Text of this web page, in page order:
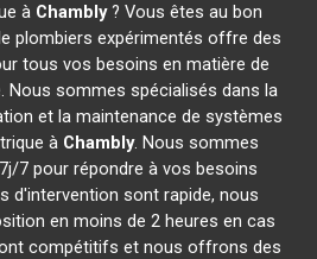
à Chambly? Vous êtes au bon
plombiers expérimentés offre des
tous vos besoins en matière de
Nous sommes spécialisés dans la
et la maintenance de systèmes
à Chambly. Nous sommes
7 pour répondre à vos besoins
d'intervention sont rapide, nous
en moins de 2 heures en cas
compétitifs et nous offrons des